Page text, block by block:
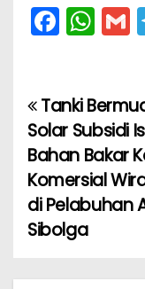
F
a
e
b
o
o
k
W
h
ts
A
p
p
l
N
a
v
i
Tanki
Solar Subsidi
Bahan Bakar
Komersial
di Pelabuhan
Sibolga